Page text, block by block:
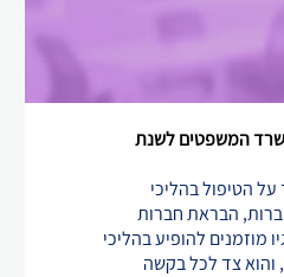
המשפטים לשנת
הטיפול בהליכי
הבראת חברות
מוזמנים להופיע בהליכי
והוא צד לכל בקשה